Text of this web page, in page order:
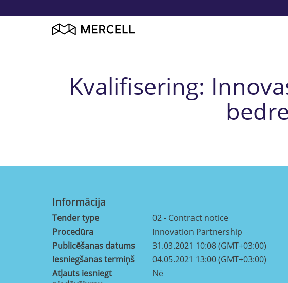
Kvalifisering:
Informācija
Tender type
02 - Contract notice
Procedūra
Innovation Partnership
Publicēšanas datums
31.03.2021 10:08 (GMT+03:00)
Iesniegšanas termiņš
04.05.2021 13:00 (GMT+03:00)
Atļauts iesniegt
Nē